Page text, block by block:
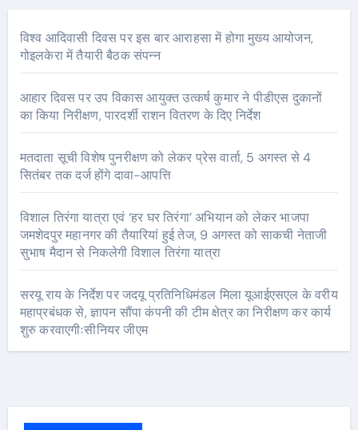
विश्व आदिवासी दिवस पर इस बार आराहसा में होगा मुख्य आयोजन,
गोइलकेरा में तैयारी बैठक संपन्न
आहार दिवस पर उप विकास आयुक्त उत्कर्ष कुमार ने पीडीएस दुकानों
का किया निरीक्षण, पारदर्शी राशन वितरण के दिए निर्देश
मतदाता सूची विशेष पुनरीक्षण को लेकर प्रेस वार्ता, 5 अगस्त से 4
सितंबर तक दर्ज होंगे दावा-आपत्ति
विशाल तिरंगा यात्रा एवं ‘हर घर तिरंगा’ अभियान को लेकर भाजपा
जमशेदपुर महानगर की तैयारियां हुई तेज, 9 अगस्त को साकची नेताजी
सुभाष मैदान से निकलेगी विशाल तिरंगा यात्रा
सरयू राय के निर्देश पर जदयू प्रतिनिधिमंडल मिला यूआईएसएल के वरीय
महाप्रबंधक से, ज्ञापन सौंपा कंपनी की टीम क्षेत्र का निरीक्षण कर कार्य
शुरु करवाएगीःसीनियर जीएम